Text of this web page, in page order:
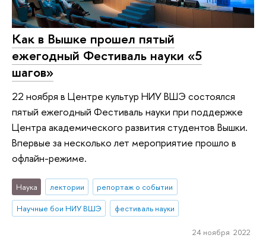
Как в Вышке прошел пятый
ежегодный Фестиваль науки «5
шагов»
22 ноября в Центре культур НИУ ВШЭ состоялся
пятый ежегодный Фестиваль науки при поддержке
Центра академического развития студентов Вышки.
Впервые за несколько лет мероприятие прошло в
офлайн-режиме.
Наука лектории
репортаж о событии
Научные бои НИУ ВШЭ
фестиваль науки
24 ноября 2022